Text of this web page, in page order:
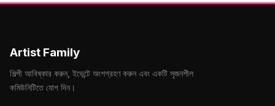
Artist Family
শিল্পী আবিষ্কার করুন, ইভেন্টে অংশগ্রহণ করুন এবং একটি সৃজনশীল
কমিউনিটিতে যোগ দিন।